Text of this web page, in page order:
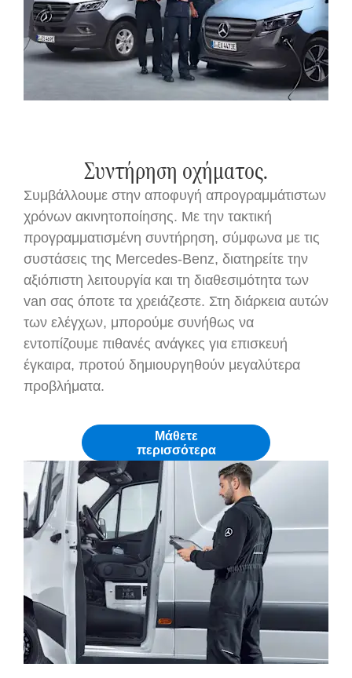
Συντήρηση οχήματος.
Συμβάλλουμε στην αποφυγή απρογραμμάτιστων
χρόνων ακινητοποίησης. Με την τακτική
προγραμματισμένη συντήρηση, σύμφωνα με τις
συστάσεις της Mercedes-Benz, διατηρείτε την
αξιόπιστη λειτουργία και τη διαθεσιμότητα των
van σας όποτε τα χρειάζεστε. Στη διάρκεια αυτών
των ελέγχων, μπορούμε συνήθως να
εντοπίζουμε πιθανές ανάγκες για επισκευή
έγκαιρα, προτού δημιουργηθούν μεγαλύτερα
προβλήματα.
Μάθετε
περισσότερα